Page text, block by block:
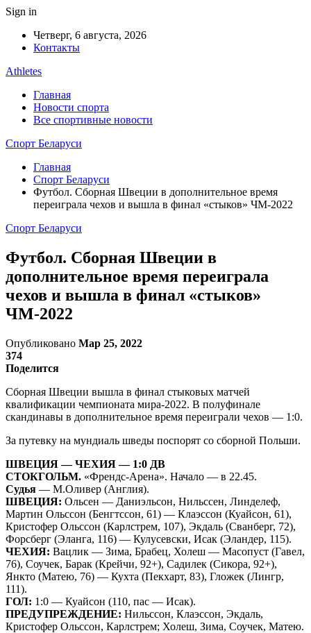
Sign in
Четверг, 6 августа, 2026
Контакты
Athletes
Главная
Новости спорта
Все спортивные новости
Спорт Беларуси
Главная
Спорт Беларуси
Футбол. Сборная Швеции в дополнительное время
переиграла чехов и вышла в финал «стыков» ЧМ-2022
Спорт Беларуси
Футбол. Сборная Швеции в
дополнительное время переиграла
чехов и вышла в финал «стыков»
ЧМ-2022
Опубликовано Мар 25, 2022
374
Поделится
Сборная Швеции вышла в финал стыковых матчей
квалификации чемпионата мира-2022. В полуфинале
скандинавы в дополнительное время переиграли чехов — 1:0.
За путевку на мундиаль шведы поспорят со сборной Польши.
ШВЕЦИЯ — ЧЕХИЯ — 1:0 ДВ
СТОКГОЛЬМ. «Френдс-Арена». Начало — в 22.45.
Судья — М.Оливер (Англия).
ШВЕЦИЯ: Ольсен — Даниэльсон, Нильссен, Линделеф,
Мартин Ольссон (Бенгтссон, 61) — Клаэссон (Куайсон, 61),
Кристофер Ольссон (Карлстрем, 107), Экдаль (Сванберг, 72),
Форсберг (Эланга, 116) — Кулусевски, Исак (Эландер, 115).
ЧЕХИЯ: Вацлик — Зима, Брабец, Холеш — Масопуст (Гавел,
76), Соучек, Барак (Крейчи, 92+), Садилек (Сикора, 92+),
Янкто (Матею, 76) — Кухта (Пекхарт, 83), Гложек (Лингр,
111).
ГОЛ: 1:0 — Куайсон (110, пас — Исак).
ПРЕДУПРЕЖДЕНИЕ: Нильссон, Клаэссон, Экдаль,
Кристофер Ольссон, Карлстрем; Холеш, Зима, Соучек, Матею.